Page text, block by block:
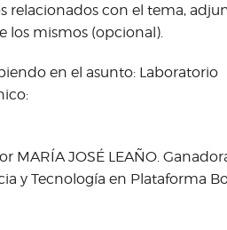
relacionados con el tema,
los mismos (opcional).
en el asunto: Laboratorio
MARÍA JOSÉ LEAÑO.
y Tecnología en Plataforma